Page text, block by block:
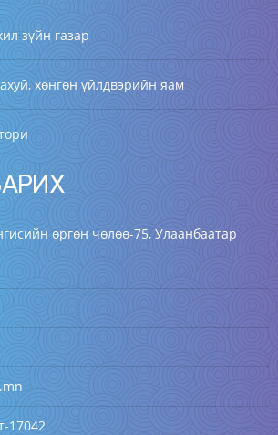
зүйн газар
хөнгөн үйлдвэрийн яам
өргөн чөлөө-75, Улаанбаатар
17042